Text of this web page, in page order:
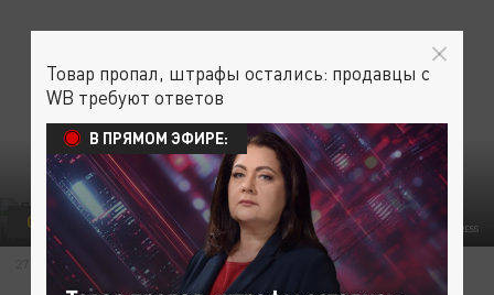
© SVETLANA VOZMILOVA/GLOBALLOOKPRESS
ОБЩЕСТВО ШОУ-БИЗНЕС
27 ДЕКАБРЯ 10:52
Товар пропал, штрафы остались: продавцы с
WB требуют ответов
В ПРЯМОМ ЭФИРЕ: